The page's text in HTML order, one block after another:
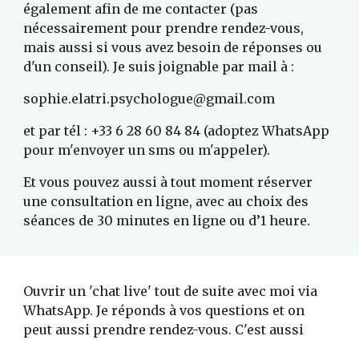
également afin de me contacter (pas
nécessairement pour prendre rendez-vous,
mais aussi si vous avez besoin de réponses ou
d'un conseil). Je suis joignable par mail à :
sophie.elatri.psychologue@gmail.com
et par tél : +33 6 28 60 84 84 (adoptez WhatsApp
pour m'envoyer un sms ou m'appeler).
Et vous pouvez aussi à tout moment réserver
une consultation en ligne, avec au choix des
séances de 30 minutes en ligne ou d’1 heure.
Ouvrir un 'chat live' tout de suite avec moi via
WhatsApp. Je réponds à vos questions et on
peut aussi prendre rendez-vous. C'est aussi